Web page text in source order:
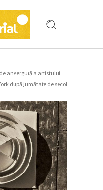
anvergură a artistului
după jumătate de secol